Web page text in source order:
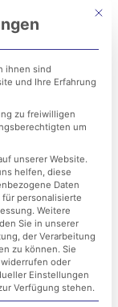
-
dem
Mit
ihnen sind
und Ihre Erfahrung
zu freiwilligen
um
unserer Website.
helfen, diese
Daten
für personalisierte
Weitere
Sie in unserer
der Verarbeitung
zu können. Sie
widerrufen oder
Einstellungen
Verfügung stehen.